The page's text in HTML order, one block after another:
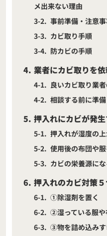
メ出来ない理由
3-2 事前準備・注意
3-3
カビ取り手順
3-4
防カビの手順
4 業者にカビ取りを
4-1
良いカビ取り業
4-2 相談する前に準
5 押入れにカビが発
5-1 押入れが湿度の
5-2 使用後の布団や
5-3
カビの栄養源に
6 押入れのカビ対策
6-1 ①除湿剤を置く
6-2 ②湿っている服や
6-3 ③物を詰め込みす